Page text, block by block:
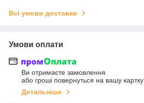
Всі умови доставки
Умови оплати
Ви отримаєте замовлення
або гроші повернуться на вашу картку
Детальніше